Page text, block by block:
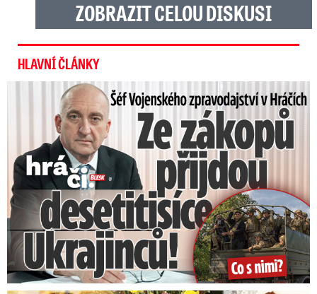
ZOBRAZIT CELOU DISKUSI
HLAVNÍ ČLÁNKY
Šéf Vojenského zpravodajství: Přijdou desetitisíce Ukrajinců